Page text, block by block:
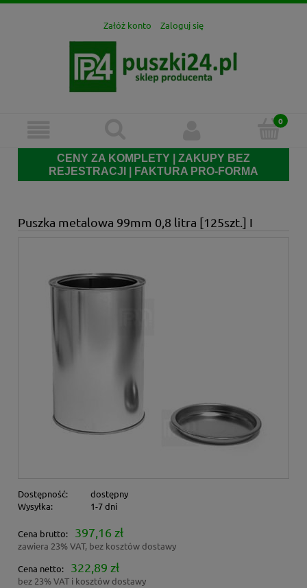
Załóż konto Zaloguj się
CENY ZA KOMPLETY | ZAKUPY BEZ
REJESTRACJI | FAKTURA PRO-FORMA
Puszka metalowa 99mm 0,8 litra [125szt.] I
Dostępność:
dostępny
Wysyłka:
1-7 dni
Cena brutto: 397,16 zł
zawiera 23% VAT, bez kosztów dostawy
Cena netto:
322,89 zł
bez 23% VAT i kosztów dostawy